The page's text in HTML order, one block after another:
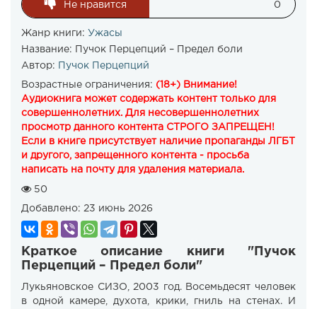
Не нравится 0
Жанр книги: Ужасы
Название: Пучок Перцепций – Предел боли
Автор:
Пучок Перцепций
Возрастные ограничения: (18+) Внимание!
Аудиокнига может содержать контент только для
совершеннолетних. Для несовершеннолетних
просмотр данного контента СТРОГО ЗАПРЕЩЕН!
Если в книге присутствует наличие пропаганды ЛГБТ
и другого, запрещенного контента - просьба
написать на почту для удаления материала.
50
Добавлено: 23 июнь 2026
Краткое описание книги "Пучок
Перцепций – Предел боли"
Лукьяновское СИЗО, 2003 год. Восемьдесят человек
в одной камере, духота, крики, гниль на стенах. И